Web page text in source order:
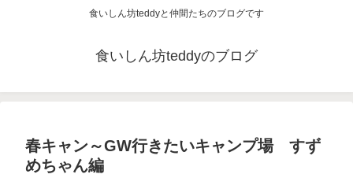
食いしん坊teddyと仲間たちのブログです
食いしん坊teddyのブログ
春キャン～GW行きたいキャンプ場 すず
めちゃん編